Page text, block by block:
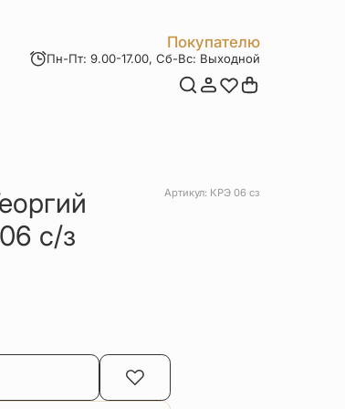
Покупателю
Акции
Пн-Пт: 9.00-17.00, Сб-Вс: Выходной
с/з
Артикул: КРЭ 06 сз